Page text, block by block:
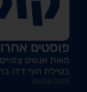
פוסטים
מאות אנשים
בטיילת חוף דדו
06/08/2026